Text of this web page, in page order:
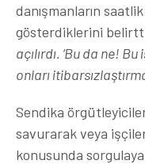
danışmanların
gösterdiklerini
açılırdı. ‘Bu da ne!
onları
Sendika
savurarak veya
konusunda